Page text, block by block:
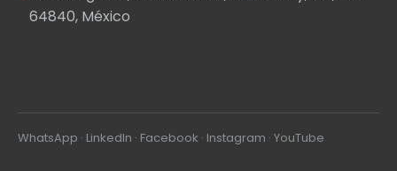
64840, México
WhatsApp · LinkedIn · Facebook · Instagram · YouTube